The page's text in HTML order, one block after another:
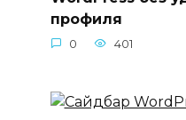
профиля
0 401